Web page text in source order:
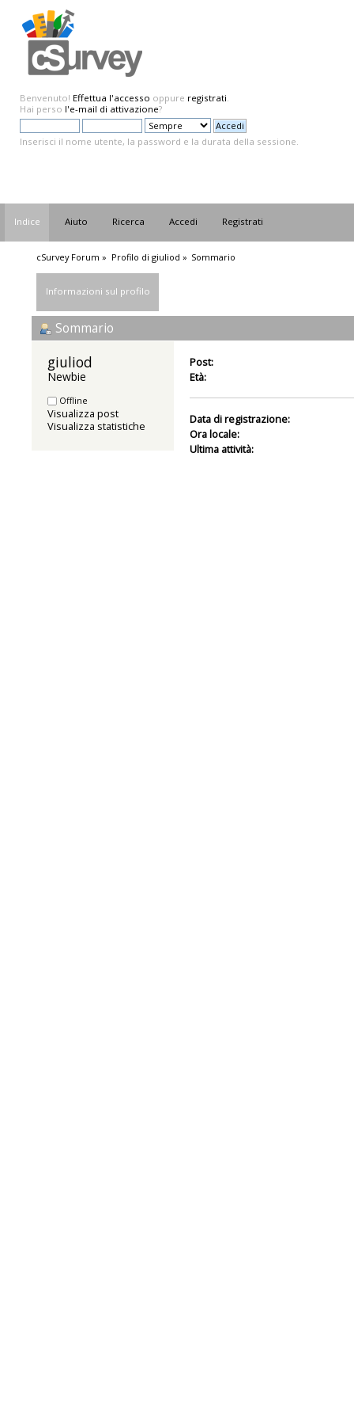
Benvenuto! Effettua l'accesso oppure registrati.
Hai perso l'e-mail di attivazione?
Inserisci il nome utente, la password e la durata della sessione.
Indice Aiuto Ricerca Accedi Registrati
cSurvey Forum » Profilo di giuliod » Sommario
Informazioni sul profilo
Sommario
giuliod
Newbie
Offline
Visualizza post
Visualizza statistiche
Post:
Età:
Data di registrazione:
Ora locale:
Ultima attività: